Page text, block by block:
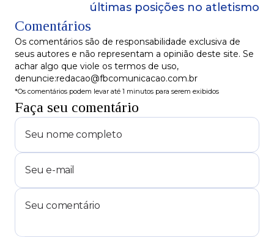
últimas posições no atletismo
Comentários
Os comentários são de responsabilidade exclusiva de
seus autores e não representam a opinião deste site. Se
achar algo que viole os termos de uso,
denuncie:redacao@fbcomunicacao.com.br
*Os comentários podem levar até 1 minutos para serem exibidos
Faça seu comentário